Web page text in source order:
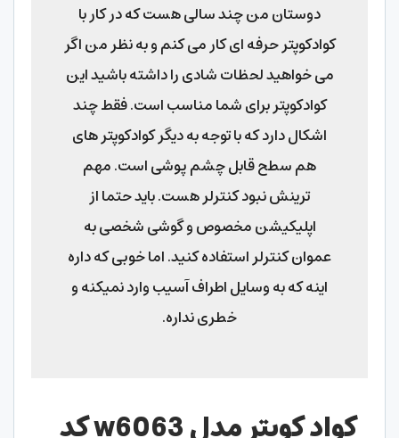
دوستان من چند سالی هست که در کار با
کوادکوپتر حرفه ای کار می کنم و به نظر من اگر
می خواهید لحظات شادی را داشته باشید این
کوادکوپتر برای شما مناسب است. فقط چند
اشکال دارد که با توجه به دیگر کوادکوپتر های
هم سطح قابل چشم پوشی است. مهم
ترینش نبود کنترلر هست. باید حتما از
اپلیکیشن مخصوص و گوشی شخصی به
عموان کنترلر استفاده کنید. اما خوبی که داره
اینه که به وسایل اطراف آسیب وارد نمیکنه و
خطری نداره.
کواد کوپتر مدل
w6063 کد